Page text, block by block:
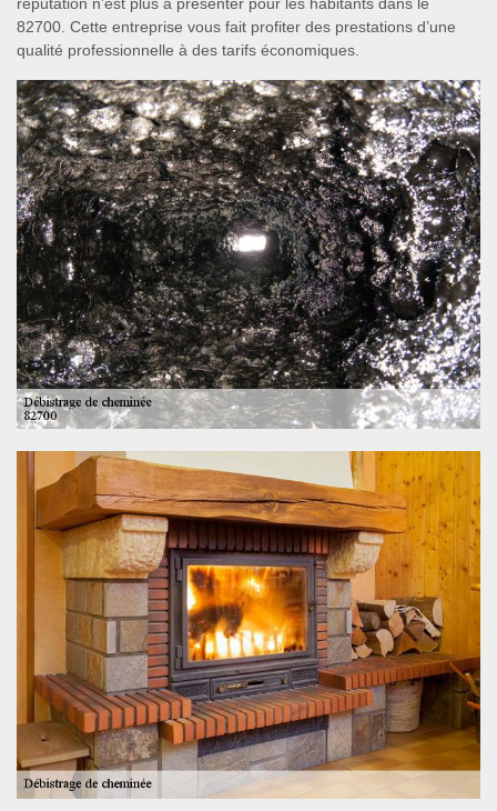
82700. Cette entreprise vous fait profiter des prestations d’une
qualité professionnelle à des tarifs économiques.